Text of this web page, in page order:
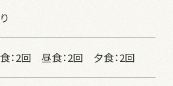
：2回 昼食：2回 夕食：2回